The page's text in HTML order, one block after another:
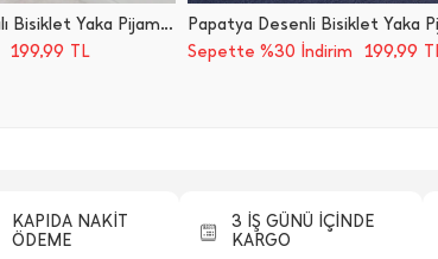
Çizgili Lazy Day Baskılı Bisiklet Yaka Pijama Takımı
199,99 TL
Sepette %30 İndirim
199,99
KAPIDA NAKİT
ÖDEME
3 İŞ GÜNÜ İÇİNDE
KARGO